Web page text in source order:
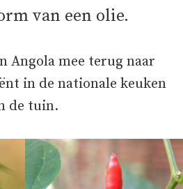
van een olie.
Angola mee terug naar
in de nationale keuken
de tuin.